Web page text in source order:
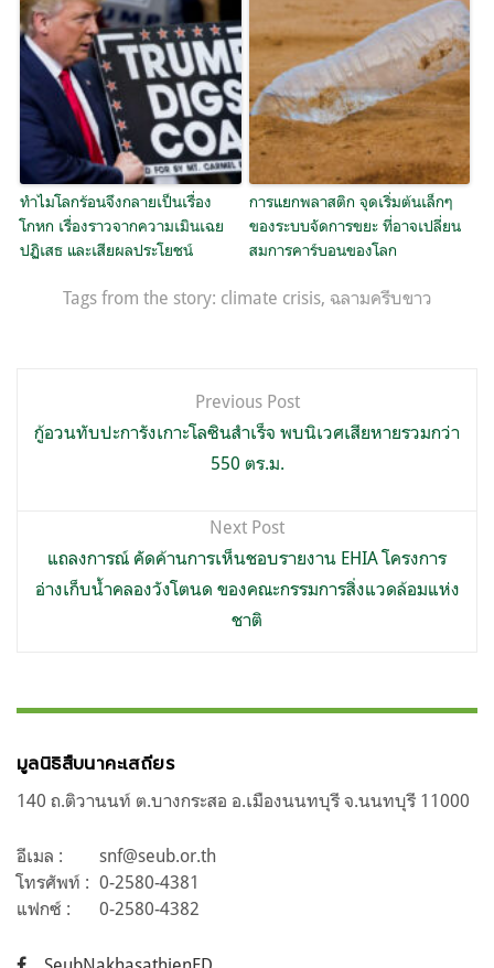
ทำไมโลกร้อนจึงกลายเป็นเรื่อง
โกหก เรื่องราวจากความเมินเฉย
ปฏิเสธ และเสียผลประโยชน์
การแยกพลาสติก จุดเริ่มต้นเล็กๆ
ของระบบจัดการขยะ ที่อาจเปลี่ยน
สมการคาร์บอนของโลก
Tags from the story: climate crisis, ฉลามครีบขาว
เรื่อง
Previous Post
กู้อวนทับปะการังเกาะโลซินสำเร็จ พบนิเวศเสียหายรวมกว่า
550 ตร.ม.
Next Post
แถลงการณ์ คัดค้านการเห็นชอบรายงาน EHIA โครงการ
อ่างเก็บน้ำคลองวังโตนด ของคณะกรรมการสิ่งแวดล้อมแห่ง
ชาติ
มูลนิธิสืบนาคะเสถียร
140 ถ.ติวานนท์ ต.บางกระสอ อ.เมืองนนทบุรี จ.นนทบุรี 11000
อีเมล :
snf@seub.or.th
โทรศัพท์ : 0-2580-4381
แฟกซ์ :
0-2580-4382